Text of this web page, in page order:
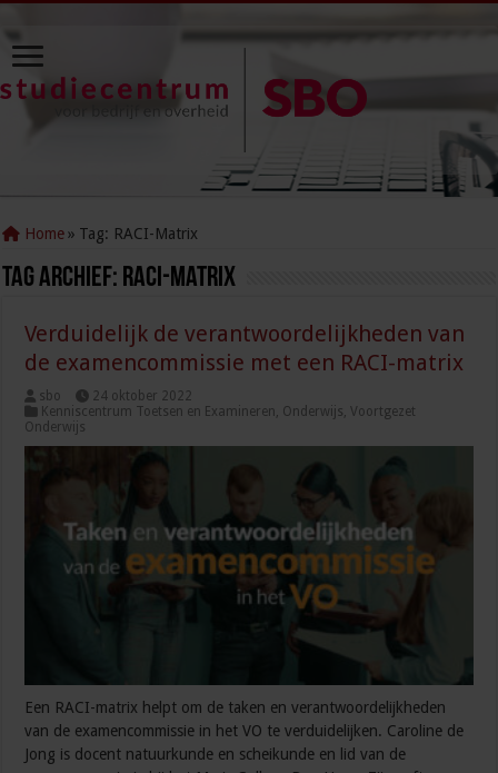
Home » Tag: RACI-Matrix
Tag Archief: RACI-Matrix
Verduidelijk de verantwoordelijkheden van
de examencommissie met een RACI-matrix
sbo
24 oktober 2022
Kenniscentrum Toetsen en Examineren, Onderwijs,Voortgezet
Onderwijs
Een RACI-matrix helpt om de taken en verantwoordelijkheden
van de examencommissie in het VO te verduidelijken. Caroline de
Jong is docent natuurkunde en scheikunde en lid van de